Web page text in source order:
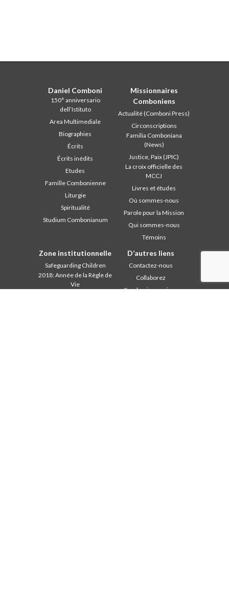
Daniel Comboni
150° anniversario
dell’Istituto
Area Multimediale
Biographies
Écrits
Écrits inédits
Etudes
Famille Combonienne
Liturgie
Spiritualité
Studium Combonianum
Missionnaires
Comboniens
Actualité (Comboni Press)
Circonscriptions
Familia Comboniana
(News)
Justice, Paix (JPIC)
La croix officielle des
MCCJ
Livres et études
Où sommes-nous
Parole pour la Mission
Qui sommes-nous
Témoins
Zone institutionnelle
Safeguarding Children
2018: Année de la Règle de
Vie
D’autres liens
Contactez-nous
Collaborez
Comboni, en ce jour